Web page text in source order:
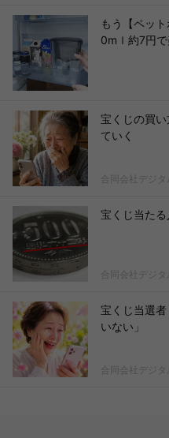
もう【ペッ
0mｌ約7円
宝くじの買
ていく
合同会社デジ
宝くじ当たる
合同会社デジ
宝くじ当選
いない」
合同会社デジ